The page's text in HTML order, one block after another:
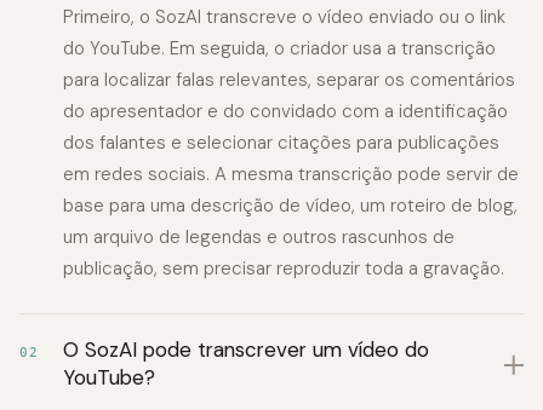
Primeiro, o SozAI transcreve o vídeo enviado ou o link
do YouTube. Em seguida, o criador usa a transcrição
para localizar falas relevantes, separar os comentários
do apresentador e do convidado com a identificação
dos falantes e selecionar citações para publicações
em redes sociais. A mesma transcrição pode servir de
base para uma descrição de vídeo, um roteiro de blog,
um arquivo de legendas e outros rascunhos de
publicação, sem precisar reproduzir toda a gravação.
02
O SozAI pode transcrever um vídeo do
YouTube?